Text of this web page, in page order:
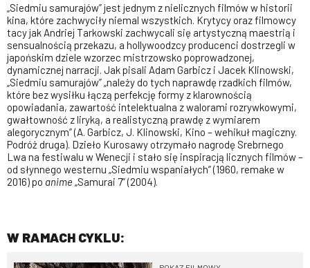
„Siedmiu samurajów” jest jednym z nielicznych filmów w historii
kina, które zachwyciły niemal wszystkich. Krytycy oraz filmowcy
tacy jak Andriej Tarkowski zachwycali się artystyczną maestrią i
sensualnością przekazu, a hollywoodzcy producenci dostrzegli w
japońskim dziele wzorzec mistrzowsko poprowadzonej,
dynamicznej narracji. Jak pisali Adam Garbicz i Jacek Klinowski,
„Siedmiu samurajów” „należy do tych naprawdę rzadkich filmów,
które bez wysiłku łączą perfekcję formy z klarownością
opowiadania, zawartość intelektualna z walorami rozrywkowymi,
gwałtowność z liryką, a realistyczną prawdę z wymiarem
alegorycznym” (A. Garbicz, J. Klinowski, Kino – wehikuł magiczny.
Podróż druga). Dzieło Kurosawy otrzymało nagrodę Srebrnego
Lwa na festiwalu w Wenecji i stało się inspiracją licznych filmów –
od słynnego westernu „Siedmiu wspaniałych” (1960, remake w
2016) po anime„Samurai 7” (2004).
W RAMACH CYKLU: